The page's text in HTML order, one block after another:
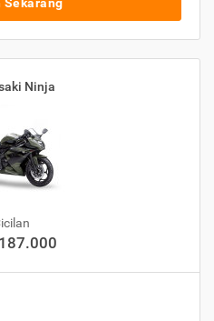
Sekarang
Ninja